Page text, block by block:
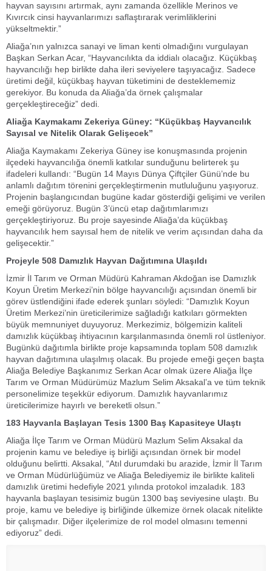
hayvan sayısını artırmak, aynı zamanda özellikle Merinos ve
Kıvırcık cinsi hayvanlarımızı saflaştırarak verimliliklerini
yükseltmektir.”
Aliağa’nın yalnızca sanayi ve liman kenti olmadığını vurgulayan
Başkan Serkan Acar, “Hayvancılıkta da iddialı olacağız. Küçükbaş
hayvancılığı hep birlikte daha ileri seviyelere taşıyacağız. Sadece
üretimi değil, küçükbaş hayvan tüketimini de desteklememiz
gerekiyor. Bu konuda da Aliağa’da örnek çalışmalar
gerçekleştireceğiz” dedi.
Aliağa Kaymakamı Zekeriya Güney: “Küçükbaş Hayvancılık
Sayısal ve Nitelik Olarak Gelişecek”
Aliağa Kaymakamı Zekeriya Güney ise konuşmasında projenin
ilçedeki hayvancılığa önemli katkılar sunduğunu belirterek şu
ifadeleri kullandı: “Bugün 14 Mayıs Dünya Çiftçiler Günü’nde bu
anlamlı dağıtım törenini gerçekleştirmenin mutluluğunu yaşıyoruz.
Projenin başlangıcından bugüne kadar gösterdiği gelişimi ve verilen
emeği görüyoruz. Bugün 3’üncü etap dağıtımlarımızı
gerçekleştiriyoruz. Bu proje sayesinde Aliağa’da küçükbaş
hayvancılık hem sayısal hem de nitelik ve verim açısından daha da
gelişecektir.”
Projeyle 508 Damızlık Hayvan Dağıtımına Ulaşıldı
İzmir İl Tarım ve Orman Müdürü Kahraman Akdoğan ise Damızlık
Koyun Üretim Merkezi’nin bölge hayvancılığı açısından önemli bir
görev üstlendiğini ifade ederek şunları söyledi: “Damızlık Koyun
Üretim Merkezi’nin üreticilerimize sağladığı katkıları görmekten
büyük memnuniyet duyuyoruz. Merkezimiz, bölgemizin kaliteli
damızlık küçükbaş ihtiyacının karşılanmasında önemli rol üstleniyor.
Bugünkü dağıtımla birlikte proje kapsamında toplam 508 damızlık
hayvan dağıtımına ulaşılmış olacak. Bu projede emeği geçen başta
Aliağa Belediye Başkanımız Serkan Acar olmak üzere Aliağa İlçe
Tarım ve Orman Müdürümüz Mazlum Selim Aksakal’a ve tüm teknik
personelimize teşekkür ediyorum. Damızlık hayvanlarımız
üreticilerimize hayırlı ve bereketli olsun.”
183 Hayvanla Başlayan Tesis 1300 Baş Kapasiteye Ulaştı
Aliağa İlçe Tarım ve Orman Müdürü Mazlum Selim Aksakal da
projenin kamu ve belediye iş birliği açısından örnek bir model
olduğunu belirtti. Aksakal, “Atıl durumdaki bu arazide, İzmir İl Tarım
ve Orman Müdürlüğümüz ve Aliağa Belediyemiz ile birlikte kaliteli
damızlık üretimi hedefiyle 2021 yılında protokol imzaladık. 183
hayvanla başlayan tesisimiz bugün 1300 baş seviyesine ulaştı. Bu
proje, kamu ve belediye iş birliğinde ülkemize örnek olacak nitelikte
bir çalışmadır. Diğer ilçelerimize de rol model olmasını temenni
ediyoruz” dedi.